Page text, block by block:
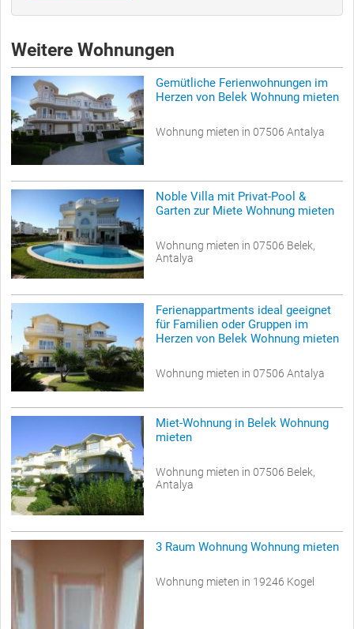
Weitere Wohnungen
Gemütliche Ferienwohnungen im
Herzen von Belek Wohnung mieten
Wohnung mieten in 07506 Antalya
Noble Villa mit Privat-Pool &
Garten zur Miete Wohnung mieten
Wohnung mieten in 07506 Belek,
Antalya
Ferienappartments ideal geeignet
für Familien oder Gruppen im
Herzen von Belek Wohnung mieten
Wohnung mieten in 07506 Antalya
Miet-Wohnung in Belek Wohnung
mieten
Wohnung mieten in 07506 Belek,
Antalya
3 Raum Wohnung Wohnung mieten
Wohnung mieten in 19246 Kogel